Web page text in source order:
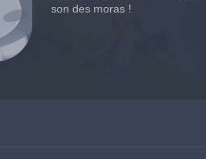
son des moras !